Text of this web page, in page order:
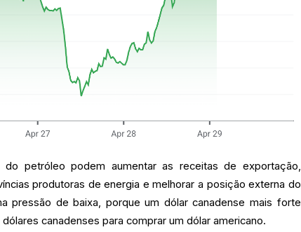
petróleo podem aumentar as receitas de exportação,
produtoras de energia e melhorar a posição externa do
pressão de baixa, porque um dólar canadense mais forte
canadenses para comprar um dólar americano.